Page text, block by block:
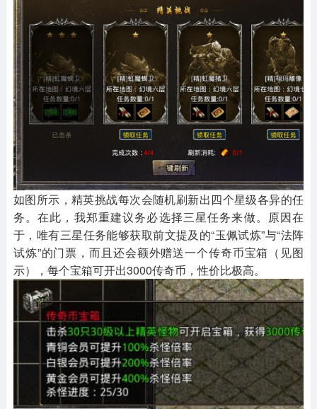
如图所示，精英挑战每次会随机刷新出四个星级各异的任
务。在此，我郑重建议务必选择三星任务来做。原因在
于，唯有三星任务能够获取前文提及的“玉佩试炼”与“法阵
试炼”的门票，而且还会额外赠送一个传奇币宝箱（见图
示），每个宝箱可开出3000传奇币，性价比极高。